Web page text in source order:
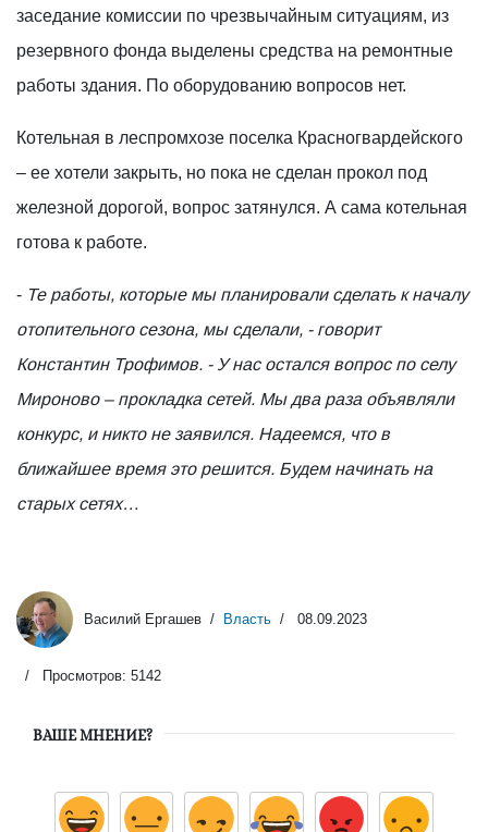
заседание комиссии по чрезвычайным ситуациям, из
резервного фонда выделены средства на ремонтные
работы здания. По оборудованию вопросов нет.
Котельная в леспромхозе поселка Красногвардейского
– ее хотели закрыть, но пока не сделан прокол под
железной дорогой, вопрос затянулся. А сама котельная
готова к работе.
- Те работы, которые мы планировали сделать к началу
отопительного сезона, мы сделали, - говорит
Константин Трофимов. - У нас остался вопрос по селу
Мироново – прокладка сетей. Мы два раза объявляли
конкурс, и никто не заявился. Надеемся, что в
ближайшее время это решится. Будем начинать на
старых сетях…
Василий Ергашев Власть 08.09.2023
Просмотров: 5142
ВАШЕ МНЕНИЕ?